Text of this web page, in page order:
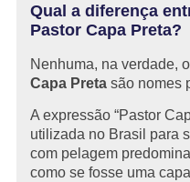
Qual a diferença
Pastor Capa Preta?
Nenhuma, na verdade, o
Capa Pretasão nomes
A expressão “Pastor
utilizada no Brasil para
com pelagem
como se fosse uma